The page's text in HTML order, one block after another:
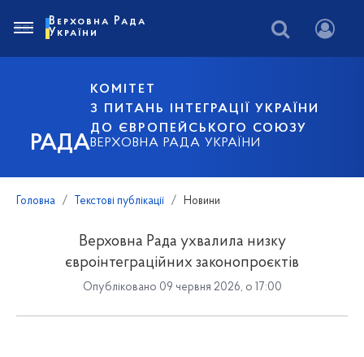
РАДА
КОМІТЕТ
З ПИТАНЬ ІНТЕГРАЦІЇ УКРАЇНИ
ДО ЄВРОПЕЙСЬКОГО СОЮЗУ
ВЕРХОВНА РАДА УКРАЇНИ
Верховна Рада
України
Головна Текстові публікації Новини
Верховна Рада ухвалила низку
євроінтеграційних законопроєктів
Опубліковано 09 червня 2026, о 17:00